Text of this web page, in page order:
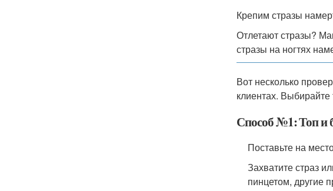
Крепим стразы
Отлетают стразы?
стразы на ногтях
Вот несколько
клиентах.
Способ №1: Топ и
Поставьте на
Захватите страз
пинцетом, другие